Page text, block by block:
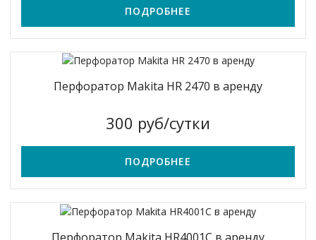
ПОДРОБНЕЕ
Перфоратор Makita HR 2470 в аренду
300 руб/сутки
ПОДРОБНЕЕ
Перфоратор Makita HR4001C в аренду